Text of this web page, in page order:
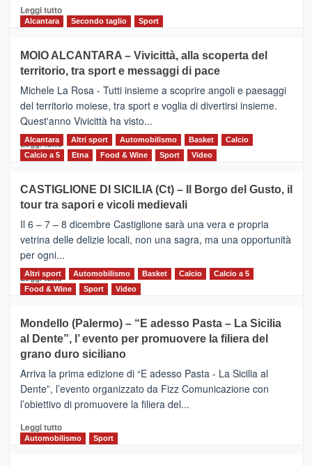
Leggi tuttoLeggi
Torna
la
Supermaratona
dell’Etna
Alcantara Secondo taglio Sport
MOIO ALCANTARA – Vivicittà, alla scoperta del
territorio, tra sport e messaggi di pace
Michele La Rosa - Tutti insieme a scoprire angoli e paesaggi
del territorio moiese, tra sport e voglia di divertirsi insieme.
Quest'anno Vivicittà ha visto...
Leggi tutto Leggi
MOIO
ALCANTARA
–
Vivicittà,
scoperta
del
territorio,
e
messaggi
di
Alcantara Altri sport Automobilismo Basket
Calcio
Calcio a 5
Etna Food & Wine Sport Video
CASTIGLIONE DI SICILIA (Ct) – Il Borgo del Gusto, il
tour tra sapori e vicoli medievali
Il 6 – 7 – 8 dicembre Castiglione sarà una vera e propria
vetrina delle delizie locali, non una sagra, ma una opportunità
per ogni...
Leggi tuttoLeggi
di
CASTIGLIONE
DI
SICILIA
(Ct)
Il
Borgo
Gusto,
il
Altri sport Automobilismo Basket Calcio
Calcio a 5
Food & Wine
Sport Video
Mondello (Palermo) – “E adesso Pasta – La Sicilia
al Dente”, l’ evento per promuovere la filiera del
grano duro siciliano
Arriva la prima edizione di “E adesso Pasta - La Sicilia al
Dente”, l’evento organizzato da Fizz Comunicazione con
l’obiettivo di promuovere la filiera del...
Leggi tuttoLeggi
di
Automobilismo Sport